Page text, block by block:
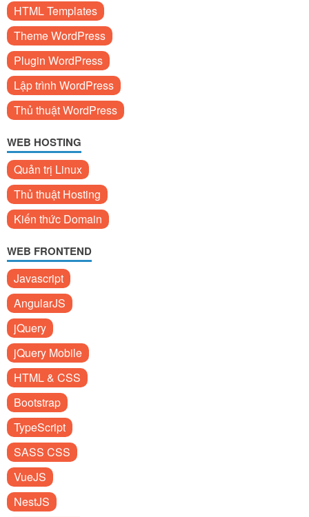
HTML Templates
Theme WordPress
Plugin WordPress
Lập trình WordPress
Thủ thuật WordPress
WEB HOSTING
Quản trị Linux
Thủ thuật Hosting
Kiến thức Domain
WEB FRONTEND
Javascript
AngularJS
jQuery
jQuery Mobile
HTML & CSS
Bootstrap
TypeScript
SASS CSS
VueJS
NestJS